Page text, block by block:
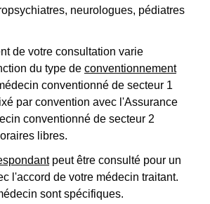
neurologues, pédiatres
de votre consultation varie
du type de conventionnement
conventionné de secteur 1
par convention avec l'Assurance
conventionné de secteur 2
libres.
peut être consulté pour un
l'accord de votre médecin traitant.
sont spécifiques.